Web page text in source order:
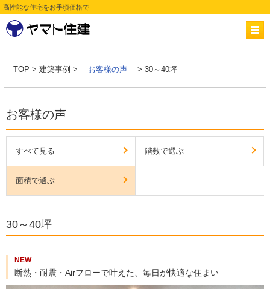
高性能な住宅をお手頃価格で
TOP >建築事例 > お客様の声 > 30～40坪
お客様の声
すべて見る 階数で選ぶ
面積で選ぶ
30～40坪
NEW
断熱・耐震・Airフローで叶えた、毎日が快適な住まい